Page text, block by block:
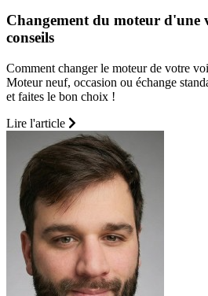
Changement du moteur d'une
conseils
Comment changer le moteur de votre
Moteur neuf, occasion ou échange
et faites le bon choix !
Lire l'article